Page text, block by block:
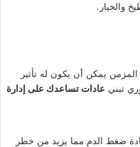
والخيار.
المزمن يمكن أن يكون له تأثير
تبني عادات تساعدك على إدارة
ضغط الدم مما يزيد من خطر